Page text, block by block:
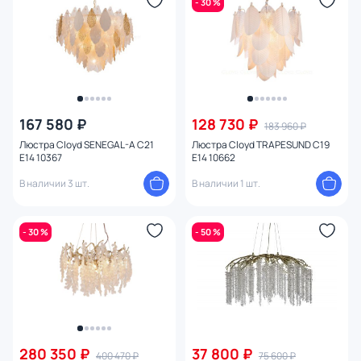
167 580 ₽
Люстра Cloyd SENEGAL-A C21
E14 10367
В наличии 3 шт.
128 730 ₽ 183 960 ₽
Люстра Cloyd TRAPESUND C19
E14 10662
В наличии 1 шт.
- 30 %
280 350 ₽ 400 470 ₽
- 50 %
37 800 ₽ 75 600 ₽
Материал
Цвет арматуры
Цвет плафона
Размер
Длина (мм)
Диаметр (мм)
Глубина (мм)